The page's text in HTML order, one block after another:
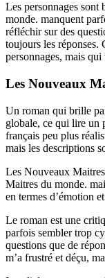
Les personnages sont
monde. manquent
réfléchir sur des
toujours les réponses.
personnages, mais
Les Nouveaux
Un roman qui brille
globale, ce qui lire un
français peu plus
mais les descriptions
Les Nouveaux
Maitres du monde.
en termes d’émotion
Le roman est une
parfois sembler trop
questions que de
m’a frustré et déçu,